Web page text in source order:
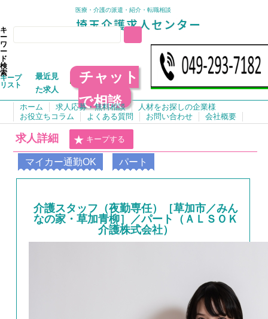
医療・介護の派遣・紹介・転職相談
キ
ー
ワ
ー
ド
検
索
キープ
リスト
最近見
た求人
チャット
で相談
ホーム 求人応募・無料相談
人材をお探しの企業様
お役立ちコラム
よくある質問 お問い合わせ 会社概要
求人詳細 キープする
マイカー通勤OK パート
介護スタッフ（夜勤専任）［草加市／みん
なの家・草加青柳］／パート（ＡＬＳＯＫ
介護株式会社）